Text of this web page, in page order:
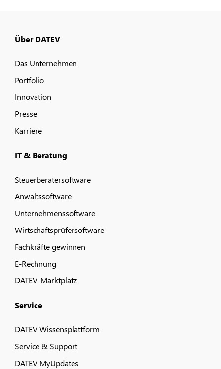
Über DATEV
Das Unternehmen
Portfolio
Innovation
Presse
Karriere
IT & Beratung
Steuerberatersoftware
Anwaltssoftware
Unternehmenssoftware
Wirtschaftsprüfersoftware
Fachkräfte gewinnen
E-Rechnung
DATEV-Marktplatz
Service
DATEV Wissensplattform
Service & Support
DATEV MyUpdates